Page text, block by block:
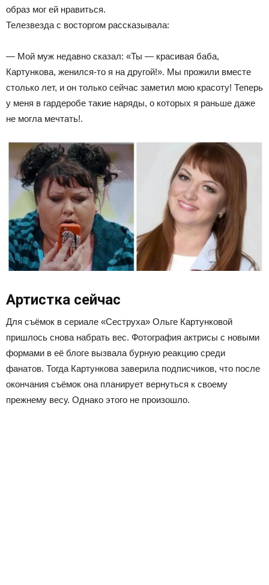
образ мог ей нравиться.
Телезвезда с восторгом рассказывала:
— Мой муж недавно сказал: «Ты — красивая баба,
Картункова, женился-то я на другой!». Мы прожили вместе
столько лет, и он только сейчас заметил мою красоту! Теперь
у меня в гардеробе такие наряды, о которых я раньше даже
не могла мечтать!.
Артистка сейчас
Для съёмок в сериале «Сеструха» Ольге Картунковой
пришлось снова набрать вес. Фотография актрисы с новыми
формами в её блоге вызвала бурную реакцию среди
фанатов. Тогда Картункова заверила подписчиков, что после
окончания съёмок она планирует вернуться к своему
прежнему весу. Однако этого не произошло.